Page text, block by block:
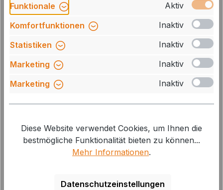
Maxxair Rasthaken
Satz links/rechts für
Dachhaube Skymaxx
LX, LX Plus 700x500
Art.Nr.: 9948835
lieferbar
6,50 €*
Maxxair Motor zur
Lüftereinheit für
MaxxFan Deluxe
Art.Nr.: 795MP10-20967
lieferbar
119,00 €* 151,90 €*
Funktionale
Aktiv
Komfortfunktionen
Inaktiv
Statistiken
Inaktiv
Marketing
Inaktiv
Marketing
Inaktiv
Diese Website verwendet Cookies, um Ihnen die
bestmögliche Funktionalität bieten zu können...
Mehr Informationen.
Datenschutzeinstellungen